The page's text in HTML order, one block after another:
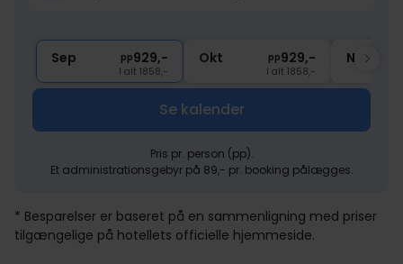
Sep pp929,-
I alt 1858,-
Okt pp929,-
I alt 1858,-
Nov
Se kalender
Pris pr. person (pp).
Et administrationsgebyr på 89,- pr. booking pålægges.
* Besparelser er baseret på en sammenligning med priser
tilgængelige på hotellets officielle hjemmeside.